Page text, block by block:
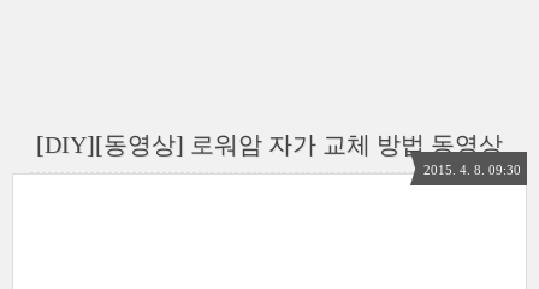
[DIY][동영상] 로워암 자가 교체 방법 동영상
2015. 4. 8. 09:30